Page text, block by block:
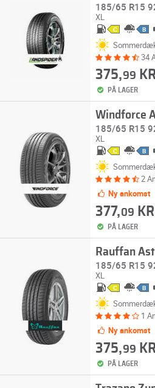
185/65 R15
XL
C B
34
375,99
PÅ LAGER
Windforce
185/65 R15
XL
C B
2
Ny ankomst
377,09
PÅ LAGER
Rauffan
185/65 R15
XL
C B
1
Ny ankomst
375,99
PÅ LAGER